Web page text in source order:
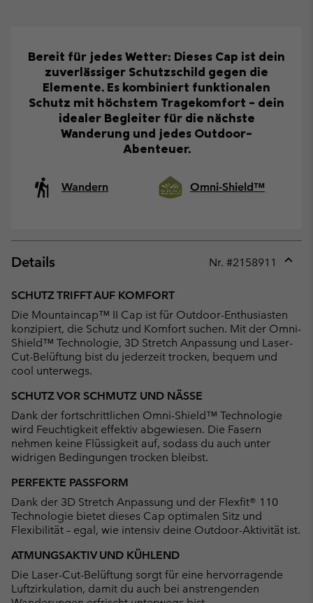
Bereit für jedes Wetter: Dieses Cap ist dein
zuverlässiger Schutzschild gegen die
Elemente. Es kombiniert funktionalen
Schutz mit höchstem Tragekomfort – dein
idealer Begleiter für die nächste
Wanderung und jedes Outdoor-
Abenteuer.
Wandern Omni-Shield™
Details Nr. #2158911
SCHUTZ TRIFFT AUF KOMFORT
Die Mountaincap™ II Cap ist für Outdoor-Enthusiasten
konzipiert, die Schutz und Komfort suchen. Mit der Omni-
Shield™ Technologie, 3D Stretch Anpassung und Laser-
Cut-Belüftung bist du jederzeit trocken, bequem und
cool unterwegs.
SCHUTZ VOR SCHMUTZ UND NÄSSE
Dank der fortschrittlichen Omni-Shield™ Technologie
wird Feuchtigkeit effektiv abgewiesen. Die Fasern
nehmen keine Flüssigkeit auf, sodass du auch unter
widrigen Bedingungen trocken bleibst.
PERFEKTE PASSFORM
Dank der 3D Stretch Anpassung und der Flexfit® 110
Technologie bietet dieses Cap optimalen Sitz und
Flexibilität – egal, wie intensiv deine Outdoor-Aktivität ist.
ATMUNGSAKTIV UND KÜHLEND
Die Laser-Cut-Belüftung sorgt für eine hervorragende
Luftzirkulation, damit du auch bei anstrengenden